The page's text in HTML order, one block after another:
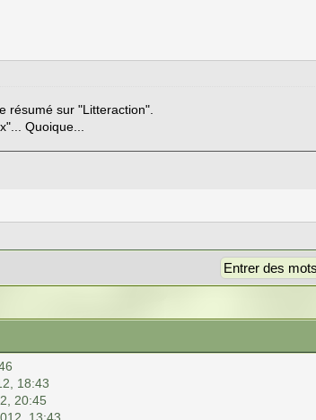
résumé sur "Litteraction".
Quoique...
18:43
20:45